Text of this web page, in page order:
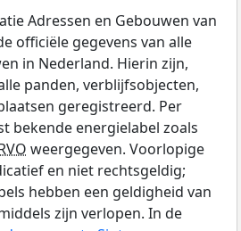
Adressen en Gebouwen van
officiële gegevens van alle
in Nederland. Hierin zijn,
panden, verblijfsobjecten,
geregistreerd. Per
bekende energielabel zoals
weergegeven. Voorlopige
en niet rechtsgeldig;
hebben een geldigheid van
zijn verlopen. In de